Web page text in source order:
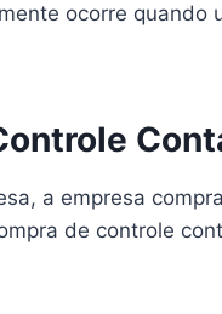
ocorre
a empresa
de controle